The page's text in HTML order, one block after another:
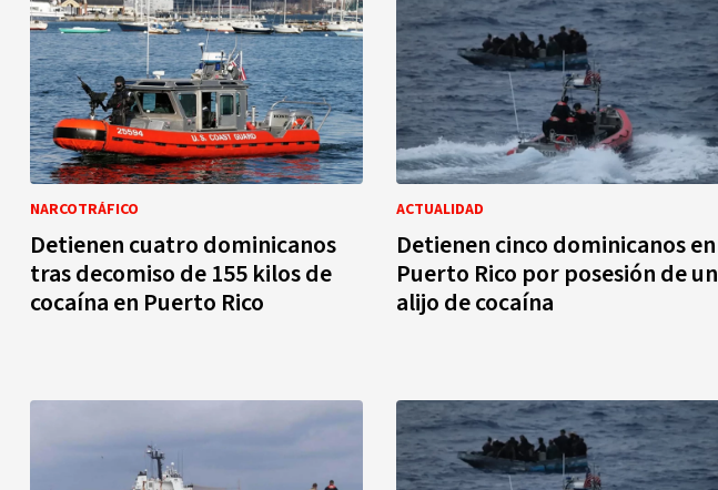
NARCOTRÁFICO
Detienen cuatro dominicanos
tras decomiso de 155 kilos de
cocaína en Puerto Rico
ACTUALIDAD
Detienen cinco dominicanos en
Puerto Rico por posesión de un
alijo de cocaína